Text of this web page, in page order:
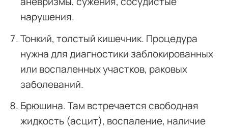
нарушения.
Тонкий, толстый кишечник. Процедура
нужна для диагностики заблокированных
или воспаленных участков, раковых
заболеваний.
Брюшина. Там встречается свободная
жидкость (асцит), воспаление, наличие